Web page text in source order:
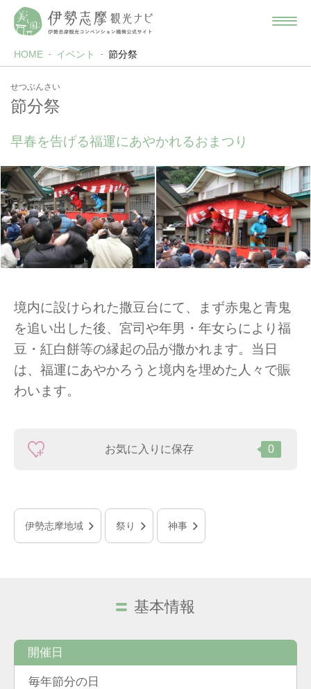
HOME イベント 節分祭
せつぶんさい
節分祭
早春を告げる福運にあやかれるおまつり
境内に設けられた撒豆台にて、まず赤鬼と青鬼
を追い出した後、宮司や年男・年女らにより福
豆・紅白餅等の縁起の品が撒かれます。当日
は、福運にあやかろうと境内を埋めた人々で賑
わいます。
お気に入りに保存 0
伊勢志摩地域 祭り 神事
基本情報
開催日
毎年節分の日